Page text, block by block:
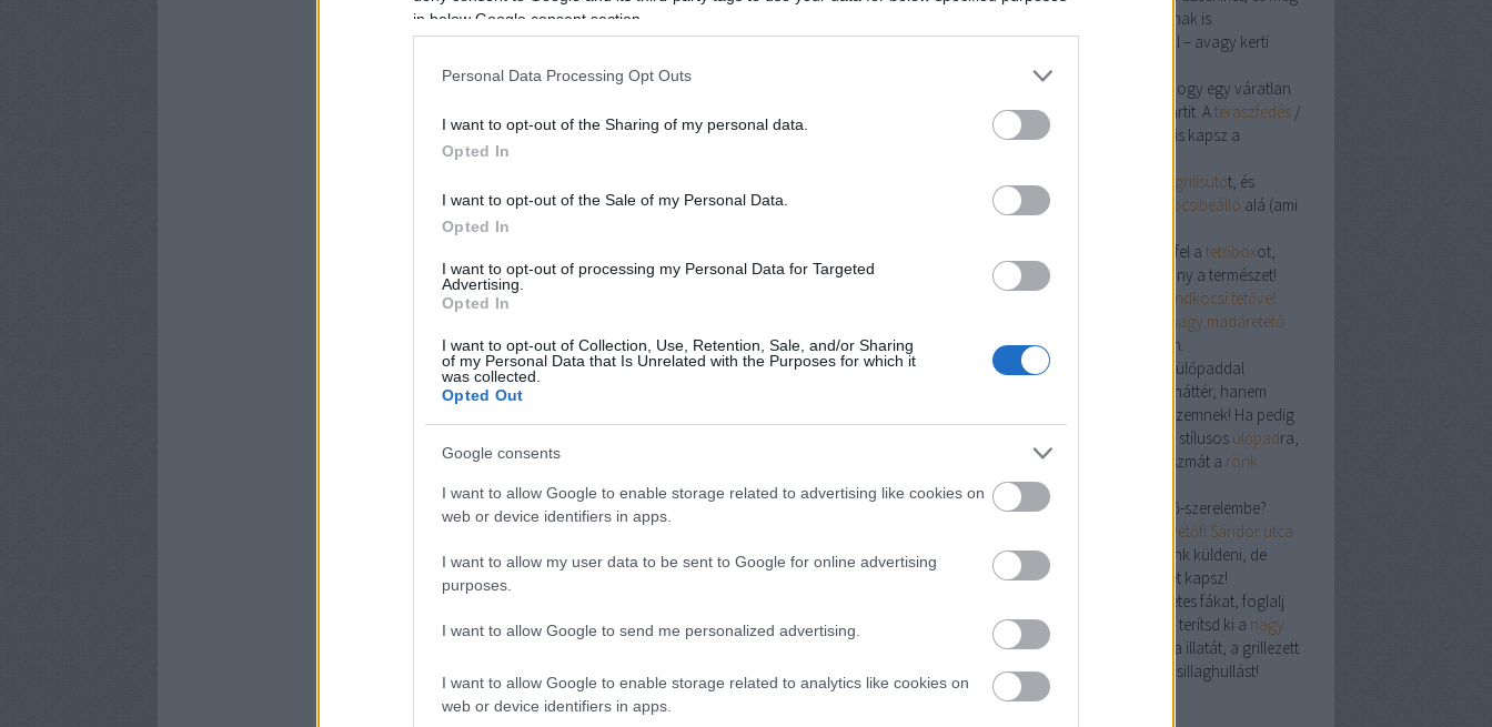
in below Google consent section.
Personal Data Processing Opt Outs
I want to opt-out of the Sharing of my personal data.
Opted In
I want to opt-out of the Sale of my Personal Data.
Opted In
I want to opt-out of processing my Personal Data for Targeted
Advertising.
Opted In
I want to opt-out of Collection, Use, Retention, Sale, and/or Sharing
of my Personal Data that Is Unrelated with the Purposes for which it
was collected.
Opted Out
Google consents
I want to allow Google to enable storage related to advertising like cookies on
web or device identifiers in apps.
I want to allow my user data to be sent to Google for online advertising
purposes.
I want to allow Google to send me personalized advertising.
I want to allow Google to enable storage related to analytics like cookies on
web or device identifiers in apps.
marad hely a titkos nasi-raktárnak is.
Terasz, kocsibeálló, rönk asztal – avagy kerti
Először is építs menő
­t, hogy egy váratlan
zápor se szakítsa félbe a grillpartit. Ateraszfedés /
terasztetőkombóval árnyékot is kapsz a
Ha már kint vagy, gurítsd elő a grillsütőt, és
parkold le a verdát a stílusos
kocsibeálló alá (ami
Ha hétvégén kiruccansz, kapd fel a tetőboxot,
dobj bele minden cuccot, és irány a természet!
Piknik-futárnak pedig ott a
strandkocsi tetővel.
nagy madáretető
igazi „csirke-Michelin” a kertben.
Dobj fel mindent faldekorral és ülőpaddal
nem csak Insta-háttér, hanem
önbizalom­növelő vitamin is a szemnek! Ha pedig
vendégek jönnek, ültesd őket a stílusos ülőpadra,
aztán csapjatok le egy partijátszmát a rönk
asztalnál.
Hová menj, ha beleestél a fenyő-szerelembe?
Petőfi Sándor utca
) – illatmintát ugyan nem tudunk küldeni, de
garantáltan fenyőerdő-feelinget kapsz!
Kezdj el ma: válaszd a természetes fákat, foglalj
helyet akocsibeálló alatt, vagy terítsd ki a nagy
babzsakot. A lényeg: élvezd a fa illatát, a grillezett
finomságot, és persze a nyári csillaghullást!